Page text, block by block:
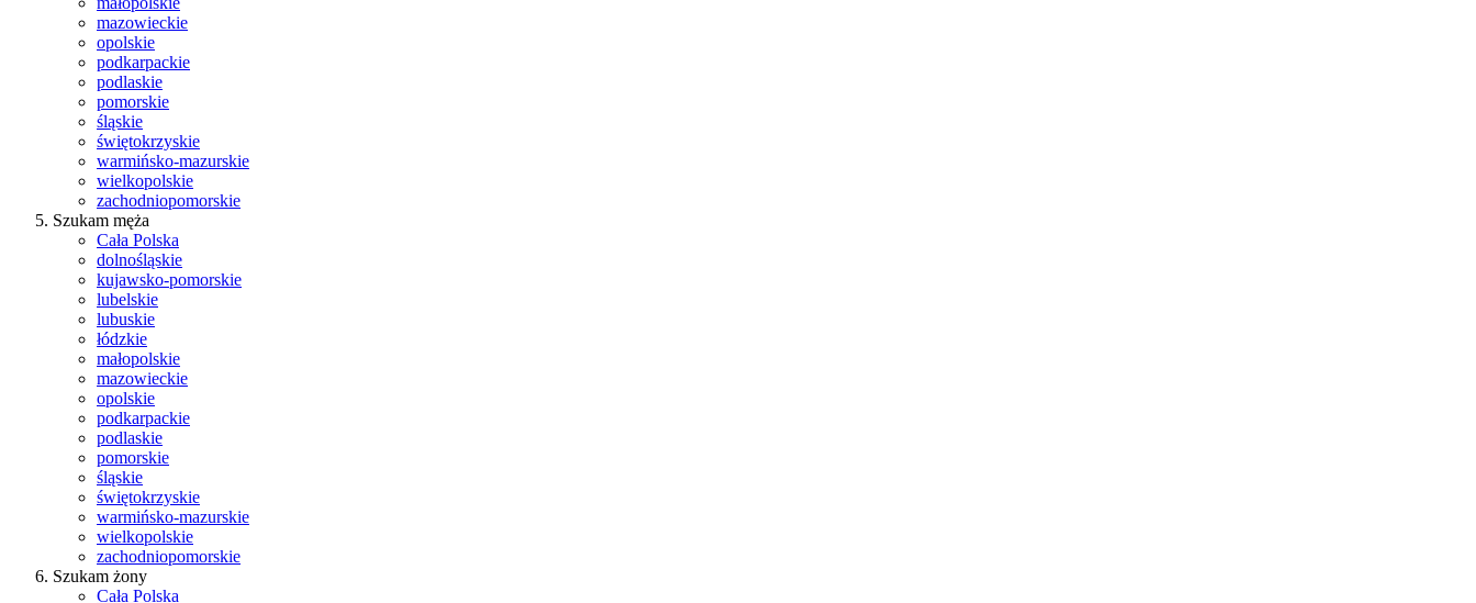
mazowieckie
opolskie
podkarpackie
podlaskie
pomorskie
śląskie
świętokrzyskie
warmińsko-mazurskie
wielkopolskie
zachodniopomorskie
Szukam męża
Cała Polska
dolnośląskie
kujawsko-pomorskie
lubelskie
lubuskie
łódzkie
małopolskie
mazowieckie
opolskie
podkarpackie
podlaskie
pomorskie
śląskie
świętokrzyskie
warmińsko-mazurskie
wielkopolskie
zachodniopomorskie
Szukam żony
Cała Polska